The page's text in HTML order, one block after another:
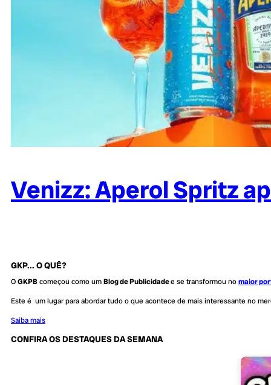
Venizz: Aperol Spritz
GKP... O QUÊ?
OGKPBcomeçou como umBlog de Publicidadee se transformou nomaior
Este é um lugar para abordar tudo o que acontece de mais interessante no
Saiba mais
CONFIRA OS DESTAQUES DA SEMANA